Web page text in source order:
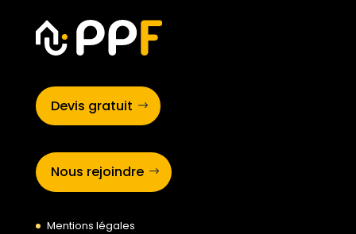
Devis gratuit
Nous rejoindre
Mentions légales